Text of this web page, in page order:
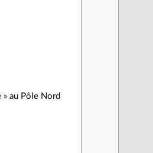
au Pôle Nord